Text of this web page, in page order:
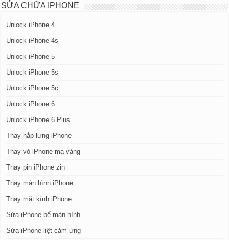
SỬA CHỮA IPHONE
Unlock iPhone 4
Unlock iPhone 4s
Unlock iPhone 5
Unlock iPhone 5s
Unlock iPhone 5c
Unlock iPhone 6
Unlock iPhone 6 Plus
Thay nắp lưng iPhone
Thay vỏ iPhone mạ vàng
Thay pin iPhone zin
Thay màn hình iPhone
Thay mặt kính iPhone
Sửa iPhone bể màn hình
Sửa iPhone liệt cảm ứng